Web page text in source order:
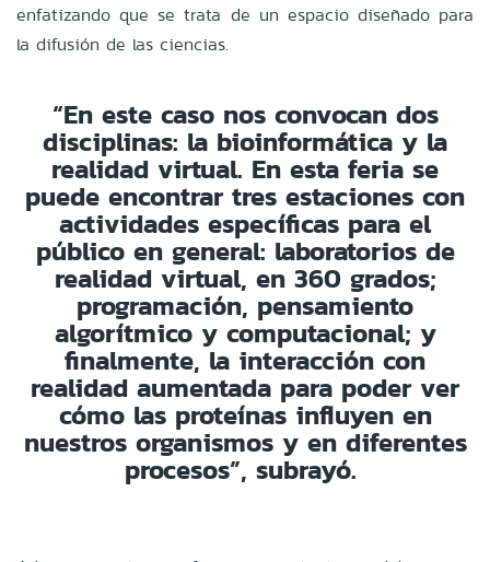
enfatizando que se trata de un espacio diseñado para
la difusión de las ciencias.
“En este caso nos convocan dos
disciplinas: la bioinformática y la
realidad virtual. En esta feria se
puede encontrar tres estaciones con
actividades específicas para el
público en general: laboratorios de
realidad virtual, en 360 grados;
programación, pensamiento
algorítmico y computacional; y
finalmente, la interacción con
realidad aumentada para poder ver
cómo las proteínas influyen en
nuestros organismos y en diferentes
procesos”, subrayó.